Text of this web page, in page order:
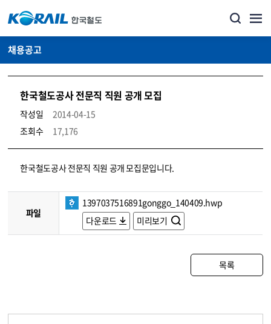
채용공고
한국철도공사 전문직 직원 공개 모집
작성일
2014-04-15
조회수
17,176
코레일소개_경영공시_채용공고 상세보기 – 내용, 파일, 담당자 연락처로 구성
한국철도공사 전문직 직원 공개 모집문입니다.
파일
1397037516891gonggo_140409.hwp
다운로드
미리보기
목록